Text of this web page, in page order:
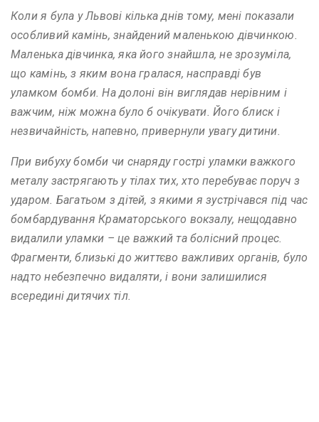
Коли я була у Львові кілька днів тому, мені показали
особливий камінь, знайдений маленькою дівчинкою.
Маленька дівчинка, яка його знайшла, не зрозуміла,
що камінь, з яким вона гралася, насправді був
уламком бомби. На долоні він виглядав нерівним і
важчим, ніж можна було б очікувати. Його блиск і
незвичайність, напевно, привернули увагу дитини.
При вибуху бомби чи снаряду гострі уламки важкого
металу застрягають у тілах тих, хто перебуває поруч з
ударом. Багатьом з дітей, з якими я зустрічався під час
бомбардування Краматорського вокзалу, нещодавно
видалили уламки – це важкий та болісний процес.
Фрагменти, близькі до життєво важливих органів, було
надто небезпечно видаляти, і вони залишилися
всередині дитячих тіл.